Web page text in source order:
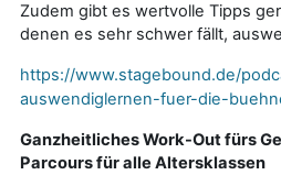
Zudem gibt es wertvolle Tipps
denen es sehr schwer fällt,
https://www.stagebound.de/
auswendiglernen-fuer-die-
Ganzheitliches Work-Out fürs
Parcours für alle Altersklassen